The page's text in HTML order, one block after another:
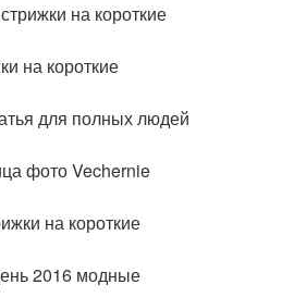
на короткие
на короткие
для полных людей
фото Vechernie
на короткие
2016 модные